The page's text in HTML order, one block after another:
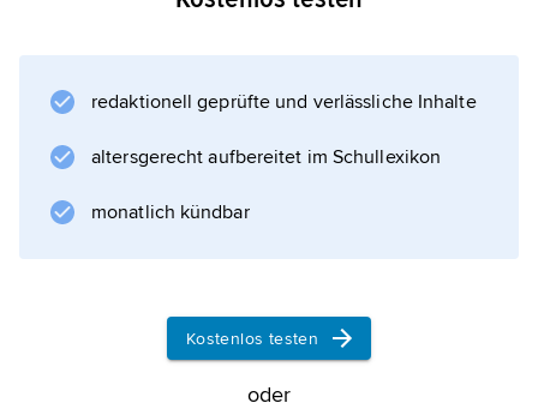
Buddhismus
und
. Von großer Bedeutung sind die traditionellen
. Zum Buddhismus (über 4000 Tempel)
redaktionell geprüfte und verlässliche Inhalte
altersgerecht aufbereitet im Schullexikon
monatlich kündbar
Kostenlos testen
oder